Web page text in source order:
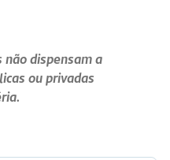
não dispensam a
ou privadas